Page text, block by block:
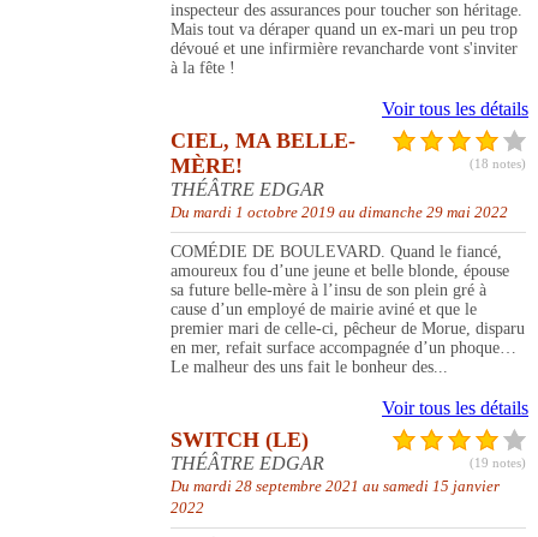
inspecteur des assurances pour toucher son héritage.
Mais tout va déraper quand un ex-mari un peu trop
dévoué et une infirmière revancharde vont s'inviter
à la fête !
Voir tous les détails
(18 notes)
CIEL, MA BELLE-
MÈRE!
THÉÂTRE EDGAR
Du mardi 1 octobre 2019 au dimanche 29 mai 2022
COMÉDIE DE BOULEVARD. Quand le fiancé,
amoureux fou d’une jeune et belle blonde, épouse
sa future belle-mère à l’insu de son plein gré à
cause d’un employé de mairie aviné et que le
premier mari de celle-ci, pêcheur de Morue, disparu
en mer, refait surface accompagnée d’un phoque…
Le malheur des uns fait le bonheur des...
Voir tous les détails
(19 notes)
SWITCH (LE)
THÉÂTRE EDGAR
Du mardi 28 septembre 2021 au samedi 15 janvier
2022